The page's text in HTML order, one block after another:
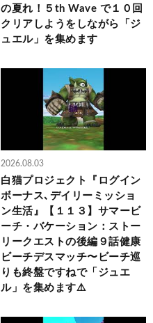
の夏れ！５th Wave で１０回
クリアしようをしながら「ジ
ュエル」を集めます
2026.08.03
白猫プロジェクト『ログイン
ボーナス､デイリーミッショ
ン生活』【１１３】サマービ
ーチ・バケーション：ストー
リークエストの後編９話健康
ビーチデスマッチ〜ビーチ巡
りも終盤ですねで「ジュエ
ル」を集めます⚠️